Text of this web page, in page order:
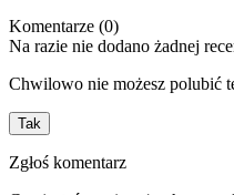
Komentarze (0)
Na razie nie dodano żadnej
Chwilowo nie możesz polubić
Tak
Zgłoś komentarz